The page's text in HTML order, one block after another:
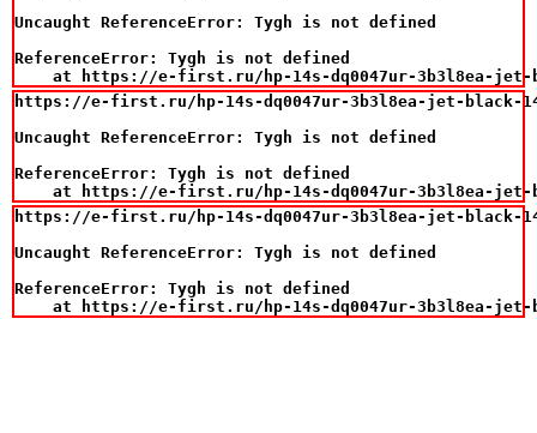
Uncaught ReferenceError: Tygh is not defined
ReferenceError: Tygh is not defined
at https://e-first.ru/hp-14s-dq0047ur-3b3l8ea-
https://e-first.ru/hp-14s-dq0047ur-3b3l8ea-jet-black-14-
Uncaught ReferenceError: Tygh is not defined
ReferenceError: Tygh is not defined
at https://e-first.ru/hp-14s-dq0047ur-3b3l8ea-
https://e-first.ru/hp-14s-dq0047ur-3b3l8ea-jet-black-14-
Uncaught ReferenceError: Tygh is not defined
ReferenceError: Tygh is not defined
at https://e-first.ru/hp-14s-dq0047ur-3b3l8ea-